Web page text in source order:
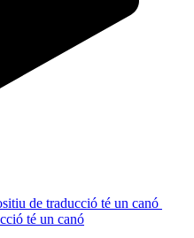
té un canó